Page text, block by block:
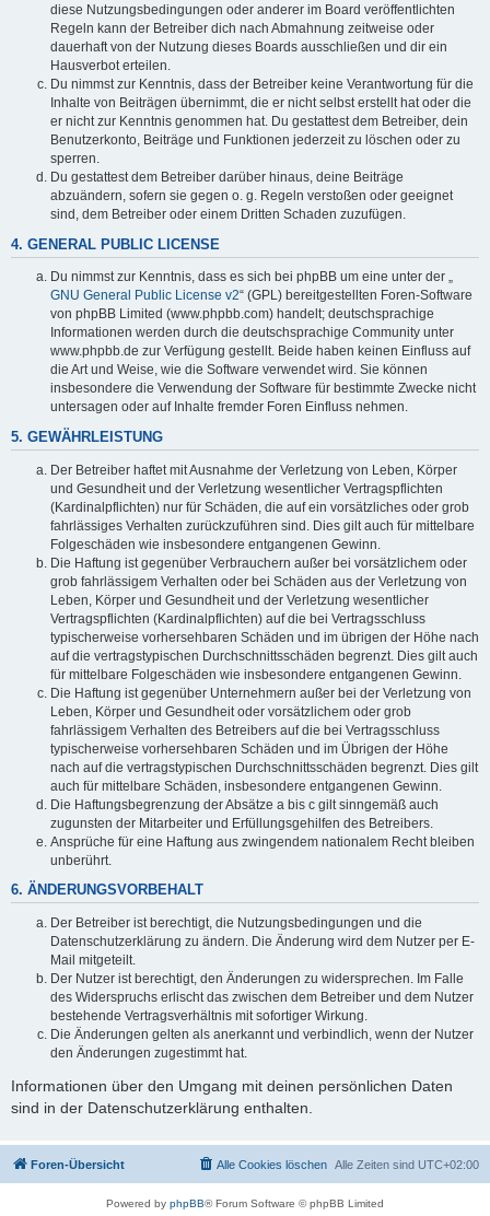
diese Nutzungsbedingungen oder anderer im Board veröffentlichten
Regeln kann der Betreiber dich nach Abmahnung zeitweise oder
dauerhaft von der Nutzung dieses Boards ausschließen und dir ein
Hausverbot erteilen.
Du nimmst zur Kenntnis, dass der Betreiber keine Verantwortung für die
Inhalte von Beiträgen übernimmt, die er nicht selbst erstellt hat oder die
er nicht zur Kenntnis genommen hat. Du gestattest dem Betreiber, dein
Benutzerkonto, Beiträge und Funktionen jederzeit zu löschen oder zu
sperren.
Du gestattest dem Betreiber darüber hinaus, deine Beiträge
abzuändern, sofern sie gegen o. g. Regeln verstoßen oder geeignet
sind, dem Betreiber oder einem Dritten Schaden zuzufügen.
4. GENERAL PUBLIC LICENSE
Du nimmst zur Kenntnis, dass es sich bei phpBB um eine unter der „
GNU General Public License v2“ (GPL) bereitgestellten Foren-Software
von phpBB Limited (www.phpbb.com) handelt; deutschsprachige
Informationen werden durch die deutschsprachige Community unter
www.phpbb.de zur Verfügung gestellt. Beide haben keinen Einfluss auf
die Art und Weise, wie die Software verwendet wird. Sie können
insbesondere die Verwendung der Software für bestimmte Zwecke nicht
untersagen oder auf Inhalte fremder Foren Einfluss nehmen.
5. GEWÄHRLEISTUNG
Der Betreiber haftet mit Ausnahme der Verletzung von Leben, Körper
und Gesundheit und der Verletzung wesentlicher Vertragspflichten
(Kardinalpflichten) nur für Schäden, die auf ein vorsätzliches oder grob
fahrlässiges Verhalten zurückzuführen sind. Dies gilt auch für mittelbare
Folgeschäden wie insbesondere entgangenen Gewinn.
Die Haftung ist gegenüber Verbrauchern außer bei vorsätzlichem oder
grob fahrlässigem Verhalten oder bei Schäden aus der Verletzung von
Leben, Körper und Gesundheit und der Verletzung wesentlicher
Vertragspflichten (Kardinalpflichten) auf die bei Vertragsschluss
typischerweise vorhersehbaren Schäden und im übrigen der Höhe nach
auf die vertragstypischen Durchschnittsschäden begrenzt. Dies gilt auch
für mittelbare Folgeschäden wie insbesondere entgangenen Gewinn.
Die Haftung ist gegenüber Unternehmern außer bei der Verletzung von
Leben, Körper und Gesundheit oder vorsätzlichem oder grob
fahrlässigem Verhalten des Betreibers auf die bei Vertragsschluss
typischerweise vorhersehbaren Schäden und im Übrigen der Höhe
nach auf die vertragstypischen Durchschnittsschäden begrenzt. Dies gilt
auch für mittelbare Schäden, insbesondere entgangenen Gewinn.
Die Haftungsbegrenzung der Absätze a bis c gilt sinngemäß auch
zugunsten der Mitarbeiter und Erfüllungsgehilfen des Betreibers.
Ansprüche für eine Haftung aus zwingendem nationalem Recht bleiben
unberührt.
6. ÄNDERUNGSVORBEHALT
Der Betreiber ist berechtigt, die Nutzungsbedingungen und die
Datenschutzerklärung zu ändern. Die Änderung wird dem Nutzer per E-
Mail mitgeteilt.
Der Nutzer ist berechtigt, den Änderungen zu widersprechen. Im Falle
des Widerspruchs erlischt das zwischen dem Betreiber und dem Nutzer
bestehende Vertragsverhältnis mit sofortiger Wirkung.
Die Änderungen gelten als anerkannt und verbindlich, wenn der Nutzer
den Änderungen zugestimmt hat.
Informationen über den Umgang mit deinen persönlichen Daten
sind in der Datenschutzerklärung enthalten.
Foren-Übersicht Alle Zeiten sind UTC+02:00
Alle Cookies löschen
Powered by phpBB® Forum Software © phpBB Limited